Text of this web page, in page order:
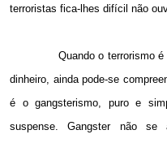
terroristas fica-lhes difícil não
Quando o terrorismo
dinheiro, ainda pode-se
é o gangsterismo, puro e
suspense. Gangster não se